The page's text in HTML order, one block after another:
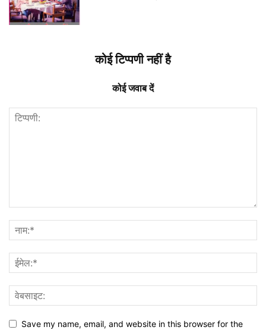
कोई टिप्पणी नहीं है
कोई जवाब दें
Save my name, email, and website in this browser for the